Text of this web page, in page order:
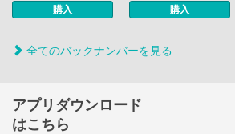
購入 購入
全てのバックナンバーを見る
アプリダウンロード
はこちら